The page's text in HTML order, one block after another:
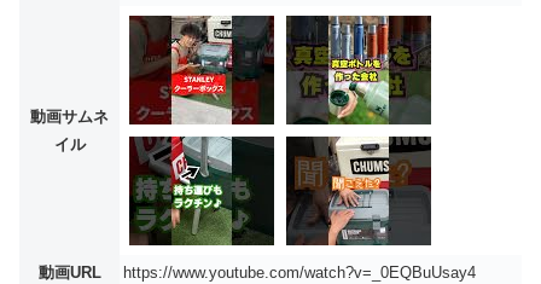
動画サムネ
イル
動画URL https://www.youtube.com/watch?v=_0EQBuUsay4